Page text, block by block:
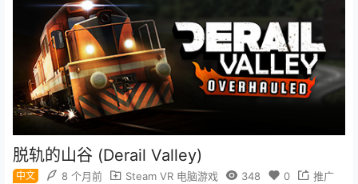
脱轨的山谷 (Derail Valley)
中文 8 个月前 Steam VR 电脑游戏 348 0 推广